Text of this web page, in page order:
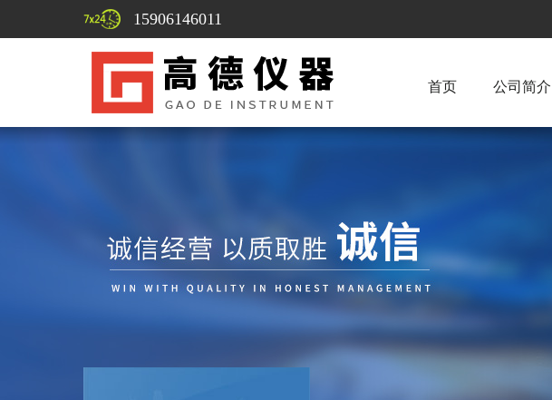
15906146011
首页 公司简介